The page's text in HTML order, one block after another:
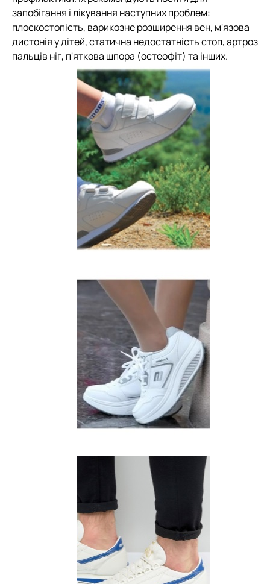
запобігання і лікування наступних проблем:
плоскостопість, варикозне розширення вен, м'язова
дистонія у дітей, статична недостатність стоп, артроз
пальців ніг, п'яткова шпора (остеофіт) та інших.